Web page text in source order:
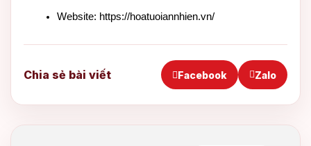
Website: https://hoatuoiannhien.vn/
Chia sẻ bài viết Facebook Zalo